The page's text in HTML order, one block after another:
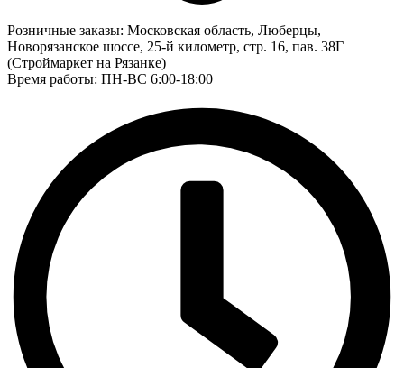
Розничные заказы: Московская область, Люберцы,
Новорязанское шоссе, 25-й километр, стр. 16, пав. 38Г
(Строймаркет на Рязанке)
Время работы: ПН-ВС 6:00-18:00